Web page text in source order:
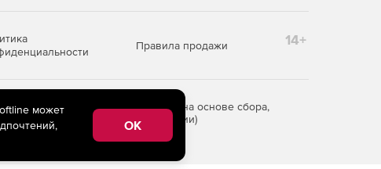
Правила продажи 14+
предоставления информации на основе сбора,
территории Российской Федерации)
может
OK